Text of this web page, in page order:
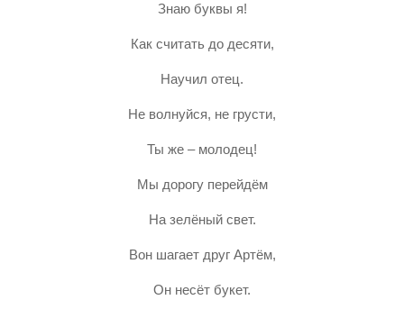
Знаю буквы я!
Как считать до десяти,
Научил отец.
Не волнуйся, не грусти,
Ты же – молодец!
Мы дорогу перейдём
На зелёный свет.
Вон шагает друг Артём,
Он несёт букет.